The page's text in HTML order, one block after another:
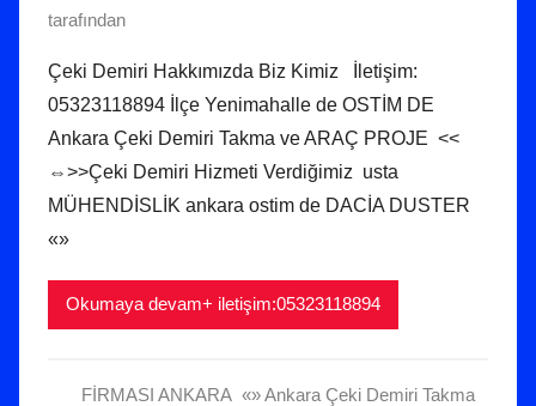
6
r
a
l
ı
k
2
0
tarafından
Çeki Demiri Hakkımızda Biz Kimiz İletişim:
05323118894 İlçe Yenimahalle de OSTİM DE
Ankara Çeki Demiri Takma ve ARAÇ PROJE <<
⇔>>Çeki Demiri Hizmeti Verdiğimiz usta
MÜHENDİSLİK ankara ostim de DACİA DUSTER
«»
Okumaya devam+ iletişim:05323118894
FİRMASI ANKARA «» Ankara Çeki Demiri Takma